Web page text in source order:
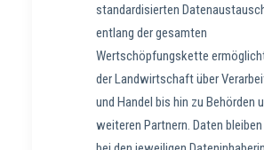
standardisierten
entlang der gesamten
Wertschöpfungskette
der Landwirtschaft über
und Handel bis hin zu Behörden
weiteren Partnern. Daten bleiben